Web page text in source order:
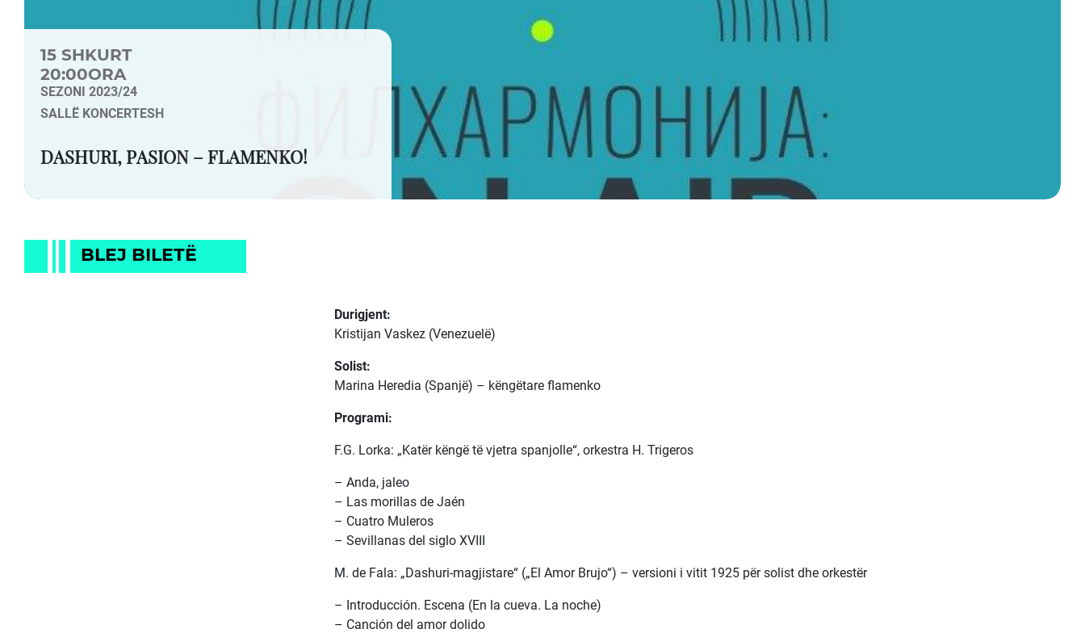
15 SHKURT
20:00ORA
SEZONI 2023/24
SALLË KONCERTESH
DASHURI, PASION – FLAMENKO!
BLEJ BILETË
Durigjent:
Kristijan Vaskez (Venezuelë)
Solist:
Marina Heredia (Spanjë) – këngëtare flamenko
Programi:
F.G. Lorka: „Katër këngë të vjetra spanjolle“, orkestra H. Trigeros
– Anda, jaleo
– Las morillas de Jaén
– Cuatro Muleros
– Sevillanas del siglo XVIII
М. de Fala: „Dashuri-magjistare“ („El Amor Brujo“) – versioni i vitit 1925 për solist dhe orkestër
– Introducción. Escena (En la cueva. La noche)
– Canción del amor dolido